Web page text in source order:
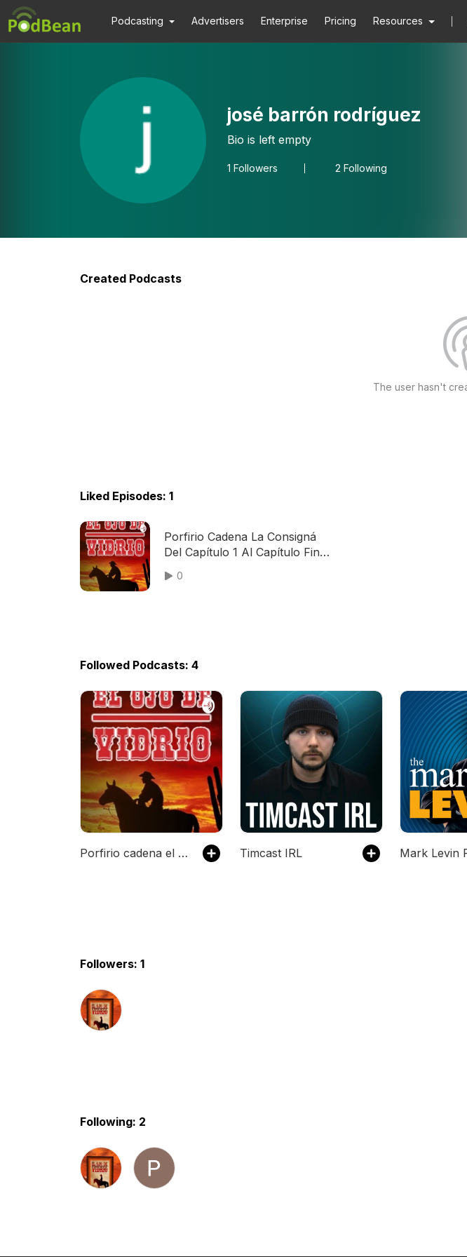
Podcasting Advertisers Enterprise Pricing Resources
josé barrón rodríguez
Bio is left empty
1 Followers 2 Following
Created Podcasts
The user hasn't
Liked Episodes: 1
Porfirio Cadena La Consigná
Del Capítulo 1 Al Capítulo Final
Grabado En Él Año De 1987
0
Followed Podcasts: 4
Porfirio cadena el ojo de vidrio Timcast IRL Mark Levin
Followers: 1
Following: 2